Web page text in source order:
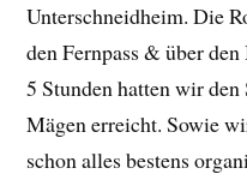
Unterschneidheim. Die
den Fernpass & über
5 Stunden hatten wir
Mägen erreicht. Sowie
schon alles bestens